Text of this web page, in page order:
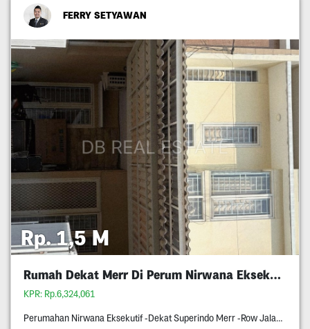
FERRY SETYAWAN
Rp. 1,5 M
Rumah Dekat Merr Di Perum Nirwana Eksekutif
KPR: Rp.6,324,061
Perumahan Nirwana Eksekutif -Dekat Superindo Merr -Row Jalan Tiga Mobil -Rumahnya Di Blok Terdepan Perumahan Nirwana Eksekutif -Rumahnya Bangunan Tahun Dua Ribu Delapan Belas -Pagar Otomatis Pakai Remote -Surat Shm -Hadap Timur